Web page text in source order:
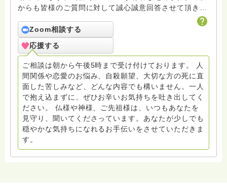
からも皆様のご質問に対して誠心誠意回答させて頂きた
いと存じます。まだまだ修行中の身ですので至らぬ点あ
ろうかとは存じますが共に精進して参りましょうね。お
寺にもお気軽に遊びに来てください。
Zoom相談する
応援する
ご相談は朝から午後5時まで受け付けております。 人
間関係や恋愛のお悩み、自殺願望、大切な方の死に直
面した苦しみなど、どんな内容でも構いません。一人
で抱え込まずに、ぜひお辛いお気持ちを吐き出してく
ださい。 仏様や神様、ご先祖様は、いつもあなたを
見守り、聞いてくださっています。あなたが少しでも
穏やかな気持ちになれるお手伝いをさせていただきま
す。